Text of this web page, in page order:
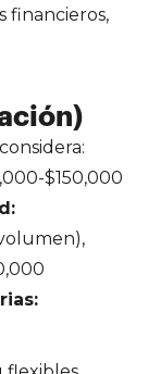
financieros,
$150,000